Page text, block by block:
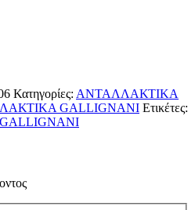
Κατηγορίες: ΑΝΤΑΛΛΑΚΤΙΚΑ
GALLIGNANI Ετικέτες:
GALLIGNANI